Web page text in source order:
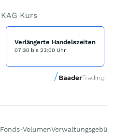
KAG Kurs
Verlängerte Handelszeiten
07:30 bis 23:00 Uhr
Fonds-Volumen